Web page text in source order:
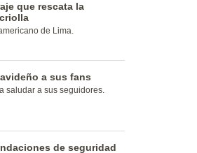
que rescata la
de Lima.
a sus fans
saludar a sus seguidores.
de seguridad